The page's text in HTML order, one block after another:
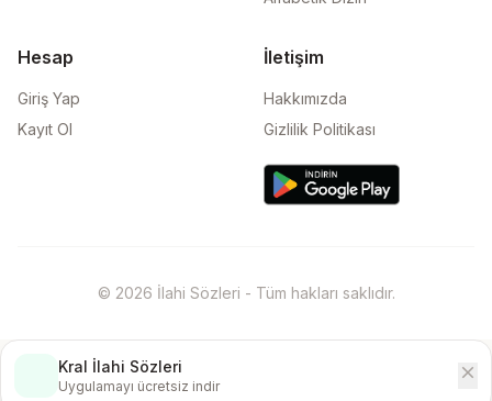
Hesap
Giriş Yap
Kayıt Ol
İletişim
Hakkımızda
Gizlilik Politikası
© 2026 İlahi Sözleri - Tüm hakları saklıdır.
Kral İlahi Sözleri
Uygulamayı ücretsiz indir
close